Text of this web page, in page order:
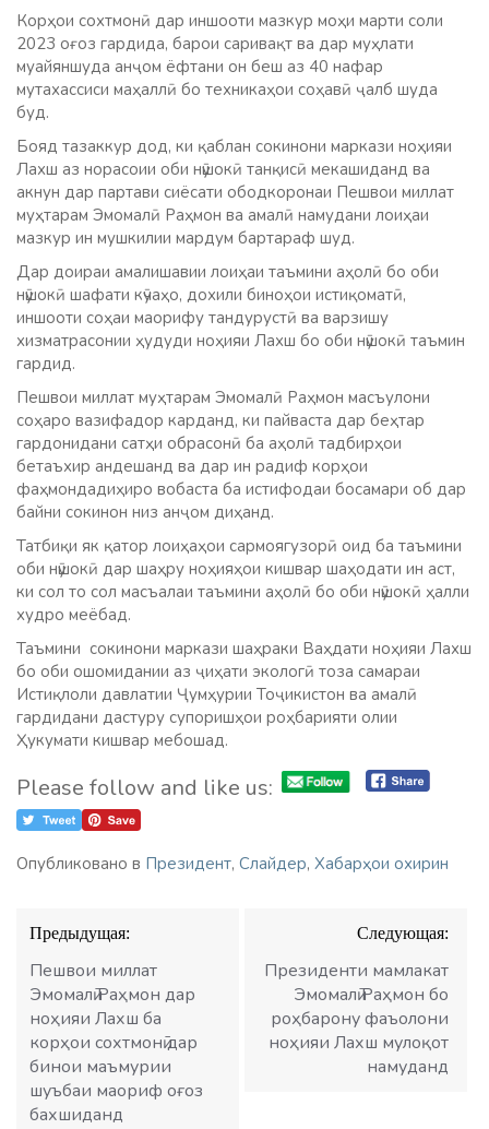
Корҳои сохтмонӣ дар иншооти мазкур моҳи марти соли
2023 оғоз гардида, барои саривақт ва дар муҳлати
муайяншуда анҷом ёфтани он беш аз 40 нафар
мутахассиси маҳаллӣ бо техникаҳои соҳавӣ ҷалб шуда
буд.
Бояд тазаккур дод, ки қаблан сокинони маркази ноҳияи
Лахш аз норасоии оби нӯшокӣ танқисӣ мекашиданд ва
акнун дар партави сиёсати ободкоронаи Пешвои миллат
муҳтарам Эмомалӣ Раҳмон ва амалӣ намудани лоиҳаи
мазкур ин мушкилии мардум бартараф шуд.
Дар доираи амалишавии лоиҳаи таъмини аҳолӣ бо оби
нӯшокӣ шафати кӯчаҳо, дохили биноҳои истиқоматӣ,
иншооти соҳаи маорифу тандурустӣ ва варзишу
хизматрасонии ҳудуди ноҳияи Лахш бо оби нӯшокӣ таъмин
гардид.
Пешвои миллат муҳтарам Эмомалӣ Раҳмон масъулони
соҳаро вазифадор карданд, ки пайваста дар беҳтар
гардонидани сатҳи обрасонӣ ба аҳолӣ тадбирҳои
бетаъхир андешанд ва дар ин радиф корҳои
фаҳмондадиҳиро вобаста ба истифодаи босамари об дар
байни сокинон низ анҷом диҳанд.
Татбиқи як қатор лоиҳаҳои сармоягузорӣ оид ба таъмини
оби нӯшокӣ дар шаҳру ноҳияҳои кишвар шаҳодати ин аст,
ки сол то сол масъалаи таъмини аҳолӣ бо оби нӯшокӣ ҳалли
худро меёбад.
Таъмини сокинони маркази шаҳраки Ваҳдати ноҳияи Лахш
бо оби ошомидании аз ҷиҳати экологӣ тоза самараи
Истиқлоли давлатии Ҷумҳурии Тоҷикистон ва амалӣ
гардидани дастуру супоришҳои роҳбарияти олии
Ҳукумати кишвар мебошад.
Please follow and like us:
Опубликовано в Президент, Слайдер, Хабарҳои охирин
Навигация
по
записям
Предыдущая:
Пешвои миллат
Эмомалӣ Раҳмон дар
ноҳияи Лахш ба
корҳои сохтмонӣ дар
бинои маъмурии
шуъбаи маориф оғоз
бахшиданд
Следующая:
Президенти мамлакат
Эмомалӣ Раҳмон бо
роҳбарону фаъолони
ноҳияи Лахш мулоқот
намуданд